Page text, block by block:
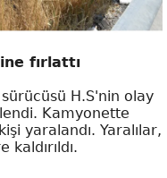
fırlattı
H.S'nin olay
Kamyonette
yaralandı. Yaralılar,